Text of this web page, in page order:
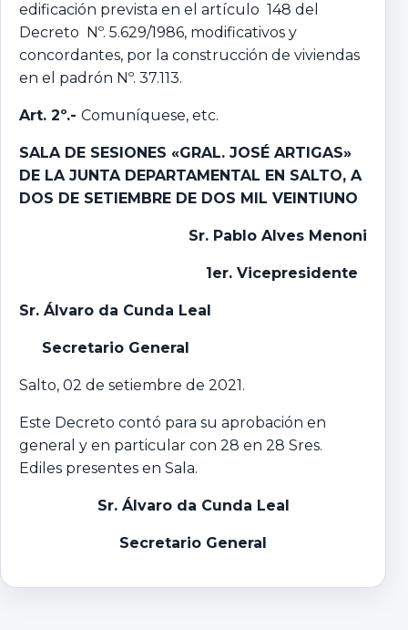
edificación prevista en el artículo 148 del
Decreto Nº. 5.629/1986, modificativos y
concordantes, por la construcción de viviendas
en el padrón Nº. 37.113.
Art. 2º.- Comuníquese, etc.
SALA DE SESIONES «GRAL. JOSÉ ARTIGAS»
DE LA JUNTA DEPARTAMENTAL EN SALTO, A
DOS DE SETIEMBRE DE DOS MIL VEINTIUNO
Sr. Pablo Alves Menoni
1er. Vicepresidente
Sr. Álvaro da Cunda Leal
Secretario General
Salto, 02 de setiembre de 2021.
Este Decreto contó para su aprobación en
general y en particular con 28 en 28 Sres.
Ediles presentes en Sala.
Sr. Álvaro da Cunda Leal
Secretario General